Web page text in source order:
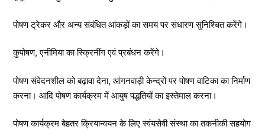
पोषण ट्रेकर और अन्य संबंधित आंकड़ों का समय पर संधारण सुनिश्चित करेंगे।
कुपोषण, एनीमिया का स्क्रिनींग एवं प्रबंधन करेंगे।
पोषण संवेदनशील को बढ़ावा देना, आंगनवाड़ी केन्द्रों पर पोषण वाटिका का निर्माण
करना। आदि पोषण कार्यक्रम में आयुष पद्धतियों का इस्तेमाल करना।
पोषण कार्यक्रम बेहतर क्रियान्वयन के लिए स्वंयसेवी संस्था का तकनीकी सहयोग